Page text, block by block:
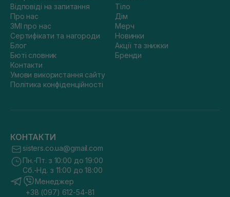
Відповіді на запитання
Про нас
ЗМІ про нас
Сертифікати та нагороди
Блог
Бюті словник
Контакти
Умови використання сайту
Політика конфіденційності
Тіло
Дім
Мерч
Новинки
Акції та знижки
Бренди
КОНТАКТИ
sisters.co.ua@gmail.com
Пн.-Пт. з 10:00 до 19:00
Сб.-Нд. з 11:00 до 18:00
Менеджер
+38 (097) 612-54-81